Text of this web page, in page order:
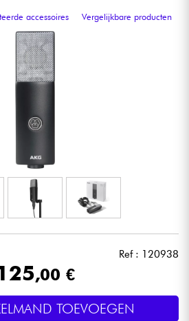
accessoires
Vergelijkbare producten
Ref : 120938
,00 €
TOEVOEGEN